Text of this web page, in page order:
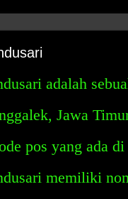
adalah
Jawa
pos yang ada
memiliki